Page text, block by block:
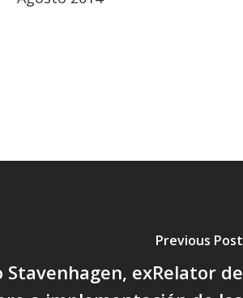
Previous Post
Stavenhagen, exRelator de